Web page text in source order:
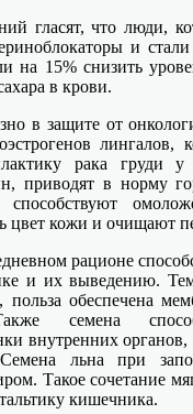
гласят, что люди,
и
на 15% снизить
в крови.
в защите от
лингалов,
рака груди
приводят в норму
цвет кожи и очищают
рационе
и их выведению.
польза обеспечена
семена
внутренних
льна при
Такое сочетание
кишечника.